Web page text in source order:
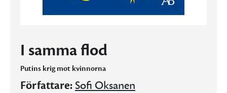
I samma flod
Putins krig mot kvinnorna
Författare:Sofi Oksanen